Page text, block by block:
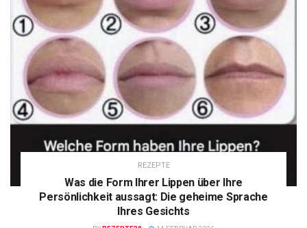
REZEPTE
Was die Form Ihrer Lippen über Ihre
Persönlichkeit aussagt: Die geheime Sprache
Ihres Gesichts